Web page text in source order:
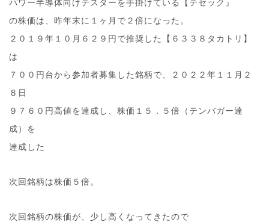
の株価は、昨年末に１ヶ月で２倍になった。
２０１９年１０月６２９円で推奨した【６３３８タカトリ】
は
７００円台から参加者募集した銘柄で、２０２２年１１月２
８日
９７６０円高値を達成し、株価１５．５倍（テンバガー達
成）を
達成した
次回銘柄は株価５倍。
次回銘柄の株価が、少し高くなってきたので